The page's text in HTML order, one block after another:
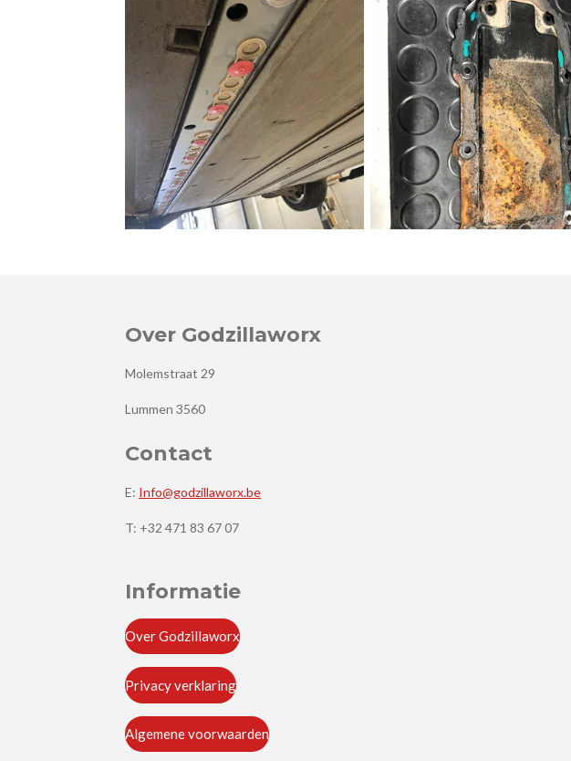
Over Godzillaworx
Molemstraat 29
Lummen 3560
Contact
E: Info@godzillaworx.be
T: +32 471 83 67 07
Informatie
Over Godzillaworx
Privacy verklaring
Algemene voorwaarden